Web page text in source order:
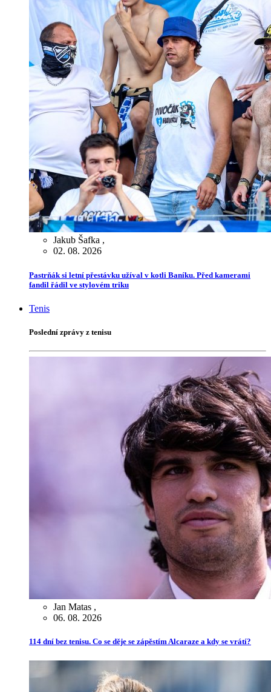
Jakub Šafka ,
02. 08. 2026
Pastrňák si letní přestávku užíval v kotli Baníku. Před kamerami
fandil řádil ve stylovém triku
Tenis
Poslední zprávy z tenisu
Jan Matas ,
06. 08. 2026
114 dní bez tenisu. Co se děje se zápěstím Alcaraze a kdy se vrátí?